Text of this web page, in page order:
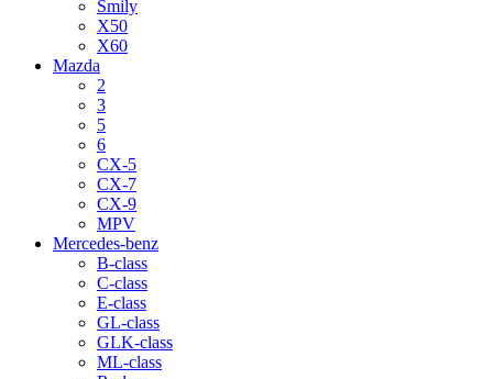
Smily
X50
X60
Mazda
2
3
5
6
CX-5
CX-7
CX-9
MPV
Mercedes-benz
B-class
C-class
E-class
GL-class
GLK-class
ML-class